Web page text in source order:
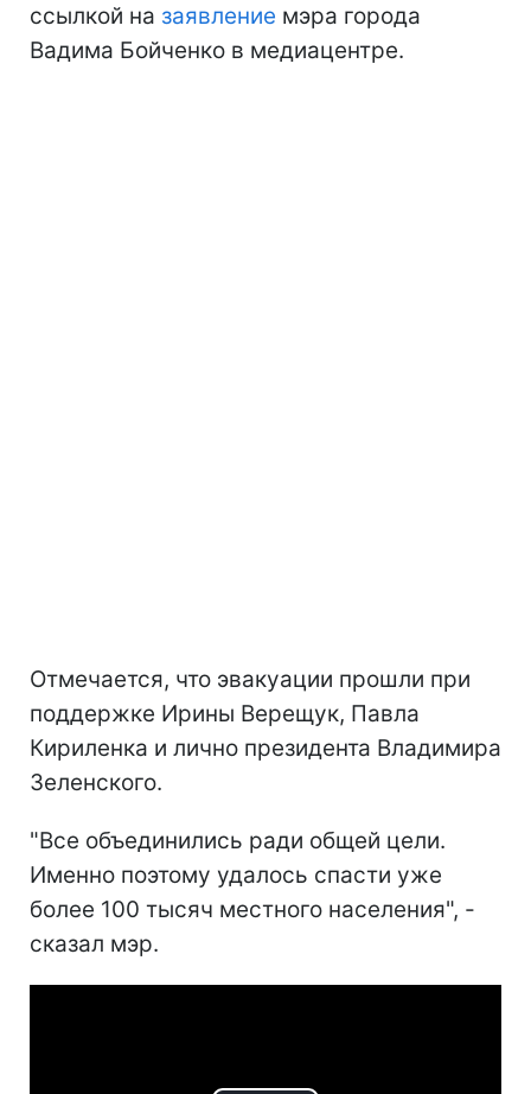
ссылкой на заявление мэра города
Вадима Бойченко в медиацентре.
Отмечается, что эвакуации прошли при
поддержке Ирины Верещук, Павла
Кириленка и лично президента Владимира
Зеленского.
"Все объединились ради общей цели.
Именно поэтому удалось спасти уже
более 100 тысяч местного населения", -
сказал мэр.